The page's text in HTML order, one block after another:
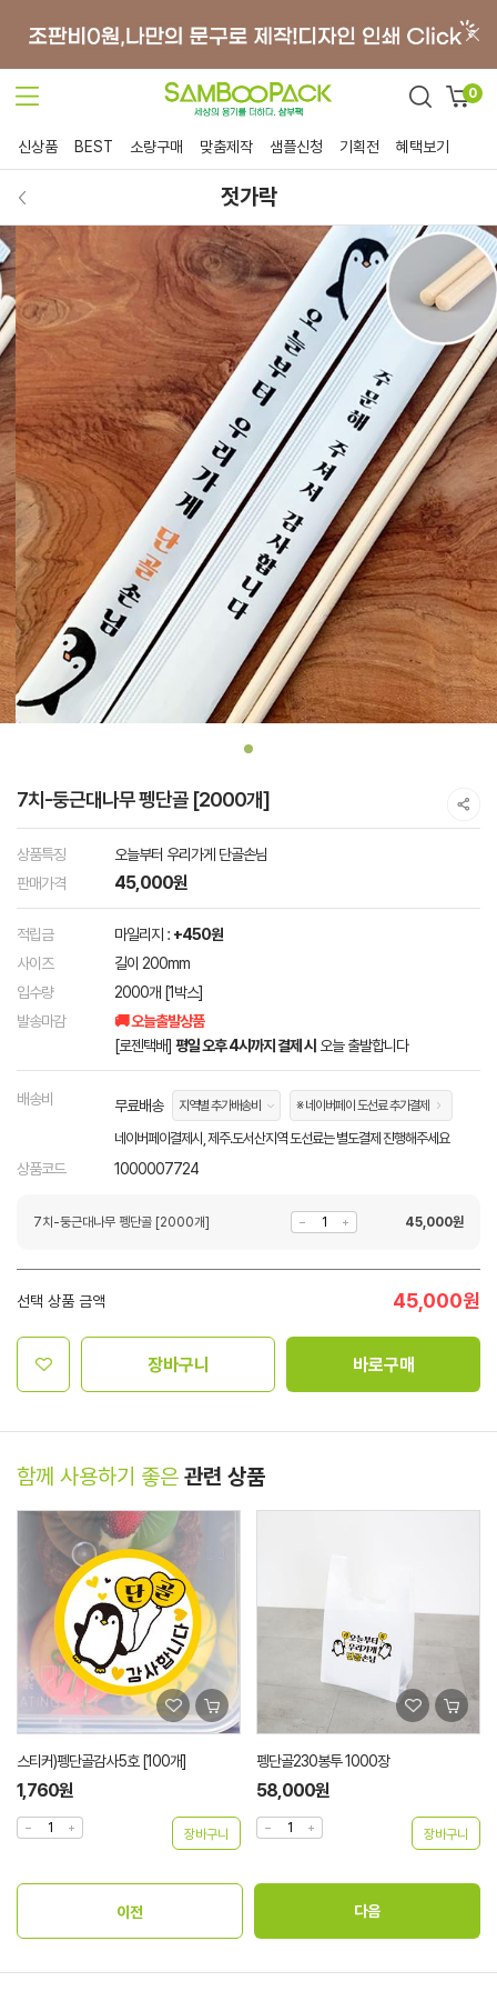
0
신상품 BEST 소량구매 맞춤제작 샘플신청 기획전 혜택보기
젓가락
7치-둥근대나무 펭단골 [2000개]
상품특징
오늘부터 우리가게 단골손님
판매가격
45,000원
적립금 마일리지 : +450원
사이즈
길이 200mm
입수량
2000개 [1박스]
발송마감
🚚 오늘출발상품
[로젠택배] 평일 오후 4시까지 결제 시 오늘 출발합니다
배송비 무료배송 지역별 추가배송비 ※ 네이버페이 도선료 추가결제
네이버페이결제시, 제주.도서산지역 도선료는 별도결제 진행해주세요
상품코드 1000007724
7치-둥근대나무 펭단골 [2000개] 45,000원
선택 상품 금액 45,000원
장바구니 바로구매
함께 사용하기 좋은 관련 상품
스티커)펭단골감사5호 [100개]
1,760원
펭단골230봉투 1000장
58,000원